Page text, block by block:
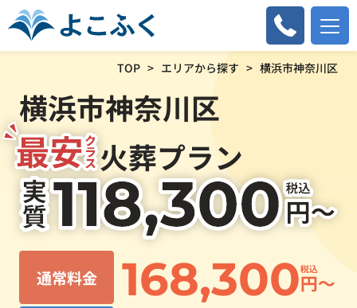
TOP エリアから探す 横浜市神奈川区
横浜市神奈川区
火葬プラン
通常料金 168,300